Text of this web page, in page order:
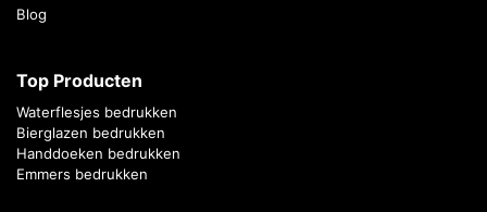
Blog
Top Producten
Waterflesjes bedrukken
Bierglazen bedrukken
Handdoeken bedrukken
Emmers bedrukken